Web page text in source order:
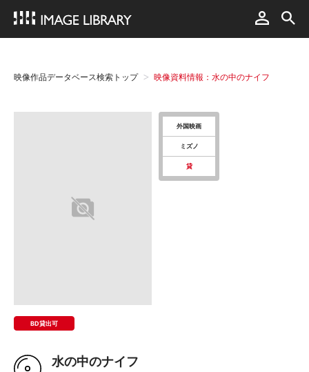
映像作品データベース検索トップ 映像資料情報：水の中のナイフ
BD貸出可
外国映画
ミズノ
貸
水の中のナイフ